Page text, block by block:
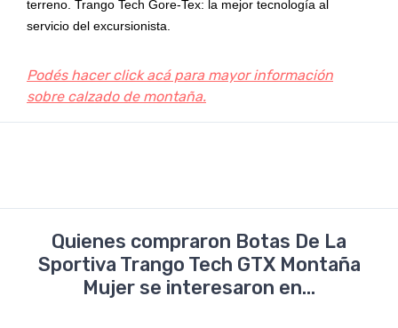
terreno. Trango Tech Gore-Tex: la mejor tecnología al
servicio del excursionista.
Podés hacer click acá para mayor información
sobre calzado de montaña.
Quienes compraron Botas De La
Sportiva Trango Tech GTX Montaña
Mujer se interesaron en...